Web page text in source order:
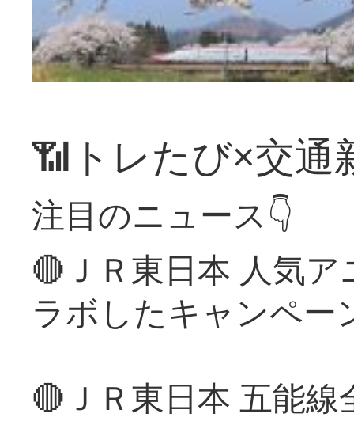
📶トレたび×交通
注目のニュース👇
🔴ＪＲ東日本 人気
ラボしたキャンペー
🔴ＪＲ東日本 五能